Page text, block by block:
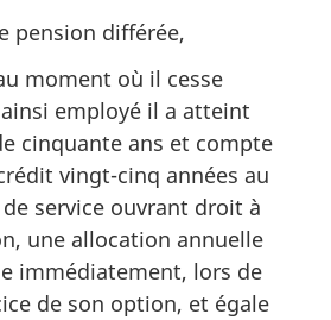
pension différée,
moment où il cesse
ainsi employé il a atteint
cinquante ans et compte
vingt-cinq années au
service ouvrant droit à
une allocation annuelle
immédiatement, lors de
de son option, et égale